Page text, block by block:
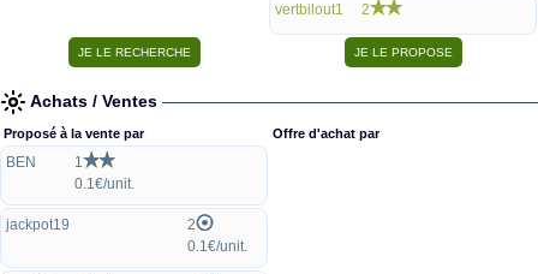
vertbilout1 2
Achats / Ventes
Proposé à la vente par
BEN
1
0.1€/unit.
jackpot19
2
0.1€/unit.
Offre d'achat par